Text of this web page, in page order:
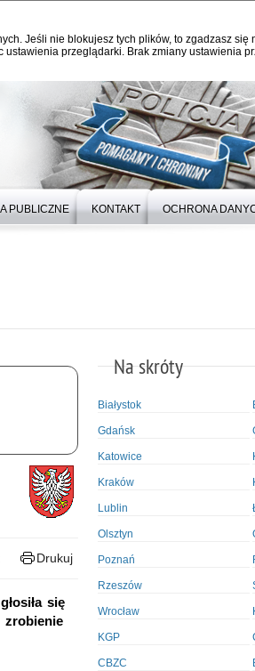
Jeśli nie blokujesz tych plików, to zgadzasz się
przeglądarki. Brak zmiany ustawienia
PUBLICZNE KONTAKT OCHRONA
Drukuj
się
zrobienie
Na skróty
Białystok
Gdańsk
Katowice
Kraków
Lublin
Olsztyn
Poznań
Rzeszów
Wrocław
KGP
CBZC